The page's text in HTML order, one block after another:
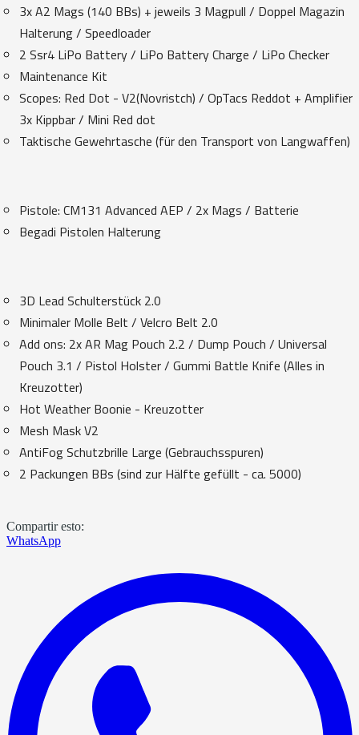
3x A2 Mags (140 BBs) + jeweils 3 Magpull / Doppel Magazin
Halterung / Speedloader
2 Ssr4 LiPo Battery / LiPo Battery Charge / LiPo Checker
Maintenance Kit
Scopes: Red Dot - V2(Novristch) / OpTacs Reddot + Amplifier
3x Kippbar / Mini Red dot
Taktische Gewehrtasche (für den Transport von Langwaffen)
Pistole: CM131 Advanced AEP / 2x Mags / Batterie
Begadi Pistolen Halterung
3D Lead Schulterstück 2.0
Minimaler Molle Belt / Velcro Belt 2.0
Add ons: 2x AR Mag Pouch 2.2 / Dump Pouch / Universal
Pouch 3.1 / Pistol Holster / Gummi Battle Knife (Alles in
Kreuzotter)
Hot Weather Boonie - Kreuzotter
Mesh Mask V2
AntiFog Schutzbrille Large (Gebrauchsspuren)
2 Packungen BBs (sind zur Hälfte gefüllt - ca. 5000)
Compartir esto:
WhatsApp